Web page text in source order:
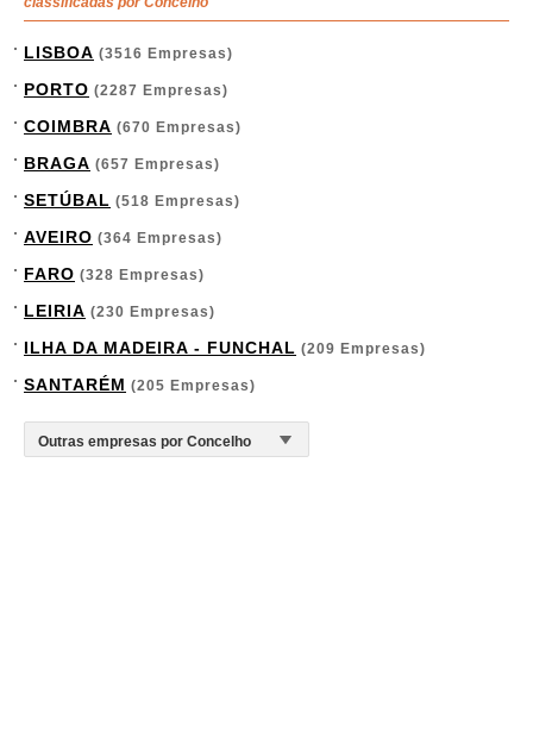
LISBOA (3516 Empresas)
PORTO (2287 Empresas)
COIMBRA (670 Empresas)
BRAGA (657 Empresas)
SETÚBAL (518 Empresas)
AVEIRO (364 Empresas)
FARO (328 Empresas)
LEIRIA (230 Empresas)
ILHA DA MADEIRA - FUNCHAL (209 Empresas)
SANTARÉM (205 Empresas)